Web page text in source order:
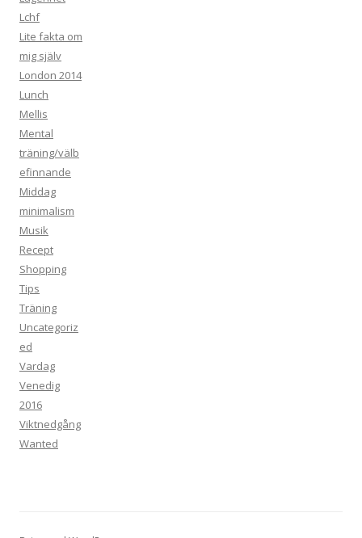
Lchf
Lite fakta om
mig själv
London 2014
Lunch
Mellis
Mental
träning/välb
efinnande
Middag
minimalism
Musik
Recept
Shopping
Tips
Träning
Uncategoriz
ed
Vardag
Venedig
2016
Viktnedgång
Wanted